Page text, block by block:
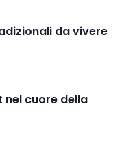
da vivere
cuore della